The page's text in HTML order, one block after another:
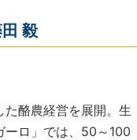
毅
酪農経営を展開。生
ーロ」では、50～100